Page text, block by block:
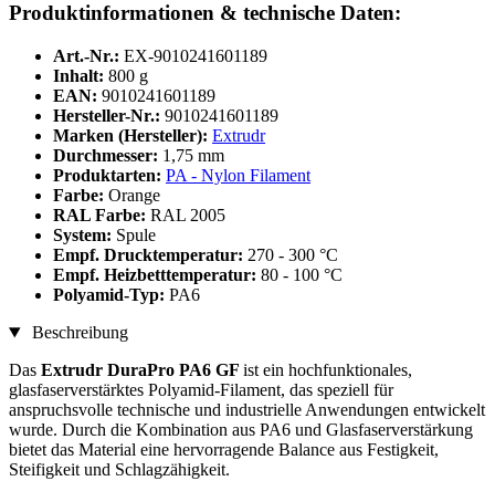
Produktinformationen & technische Daten:
Art.-Nr.: EX-9010241601189
Inhalt: 800 g
EAN: 9010241601189
Hersteller-Nr.: 9010241601189
Marken (Hersteller): Extrudr
Durchmesser: 1,75 mm
Produktarten: PA - Nylon Filament
Farbe: Orange
RAL Farbe: RAL 2005
System: Spule
Empf. Drucktemperatur: 270 - 300 °C
Empf. Heizbetttemperatur: 80 - 100 °C
Polyamid-Typ: PA6
Beschreibung
Das Extrudr DuraPro PA6 GF ist ein hochfunktionales,
glasfaserverstärktes Polyamid-Filament, das speziell für
anspruchsvolle technische und industrielle Anwendungen entwickelt
wurde. Durch die Kombination aus PA6 und Glasfaserverstärkung
bietet das Material eine hervorragende Balance aus Festigkeit,
Steifigkeit und Schlagzähigkeit.